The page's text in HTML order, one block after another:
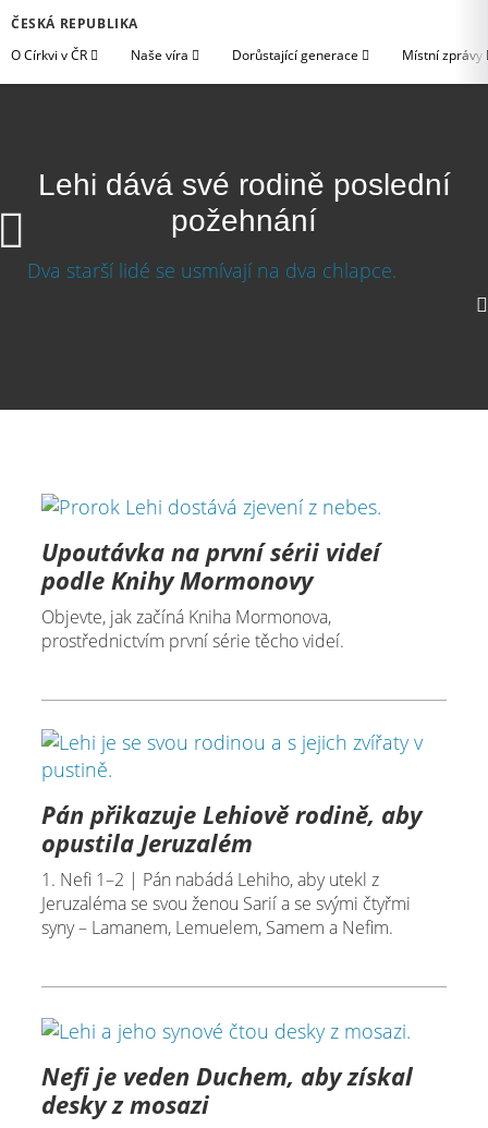
ČESKÁ REPUBLIKA
O Církvi v ČR
Naše víra Dorůstající generace Místní zprávy
Lehi dává své rodině poslední
požehnání
Upoutávka na první sérii videí
podle Knihy Mormonovy
Objevte, jak začíná Kniha Mormonova,
prostřednictvím první série těcho videí.
Pán přikazuje Lehiově rodině, aby
opustila Jeruzalém
1. Nefi 1–2 | Pán nabádá Lehiho, aby utekl z
Jeruzaléma se svou ženou Sarií a se svými čtyřmi
syny – Lamanem, Lemuelem, Samem a Nefim.
Nefi je veden Duchem, aby získal
desky z mosazi